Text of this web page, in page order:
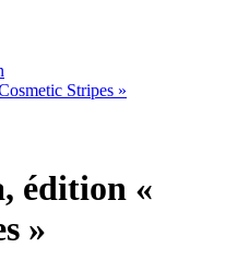
Stripes »
édition «
»